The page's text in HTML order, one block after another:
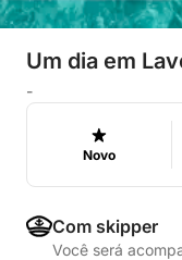
Um dia em
-
Novo
Com skipper
Você será